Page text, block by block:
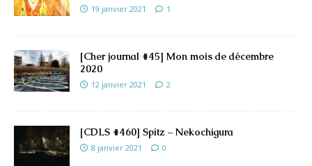
19 janvier 2021 1
[Cher journal #45] Mon mois de décembre
2020
12 janvier 2021 2
[CDLS #460] Spitz – Nekochigura
8 janvier 2021 0